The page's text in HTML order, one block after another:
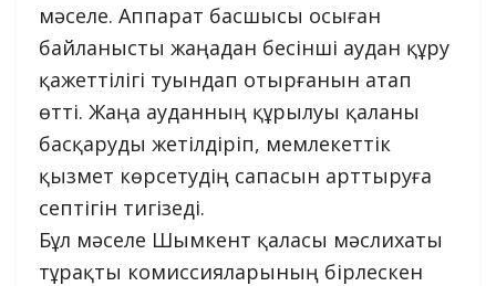
мәселе. Аппарат басшысы осыған
байланысты жаңадан бесінші аудан құру
қажеттілігі туындап отырғанын атап
өтті. Жаңа ауданның құрылуы қаланы
басқаруды жетілдіріп, мемлекеттік
қызмет көрсетудің сапасын арттыруға
септігін тигізеді.
Бұл мәселе Шымкент қаласы мәслихаты
тұрақты комиссияларының бірлескен